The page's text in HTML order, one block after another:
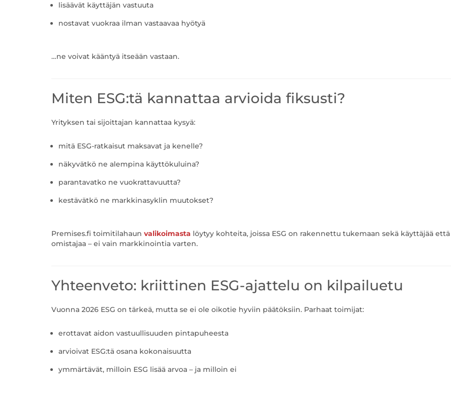
lisäävät käyttäjän vastuuta
nostavat vuokraa ilman vastaavaa hyötyä
…ne voivat kääntyä itseään vastaan.
Miten ESG:tä kannattaa arvioida fiksusti?
Yrityksen tai sijoittajan kannattaa kysyä:
mitä ESG-ratkaisut maksavat ja kenelle?
näkyvätkö ne alempina käyttökuluina?
parantavatko ne vuokrattavuutta?
kestävätkö ne markkinasyklin muutokset?
Premises.fi toimitilahaun valikoimasta löytyy kohteita, joissa ESG on rakennettu tukemaan sekä käyttäjää että
omistajaa – ei vain markkinointia varten.
Yhteenveto: kriittinen ESG-ajattelu on kilpailuetu
Vuonna 2026 ESG on tärkeä, mutta se ei ole oikotie hyviin päätöksiin. Parhaat toimijat:
erottavat aidon vastuullisuuden pintapuheesta
arvioivat ESG:tä osana kokonaisuutta
ymmärtävät, milloin ESG lisää arvoa – ja milloin ei